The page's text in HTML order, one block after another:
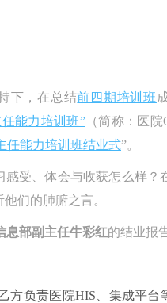
下，在总结前四期培训班
能力培训班”（简称：医院
任能力培训班结业式”。
受、体会与收获怎么样？
们的肺腑之言。
息部副主任牛彩红的结业报
方负责医院HIS、集成平台